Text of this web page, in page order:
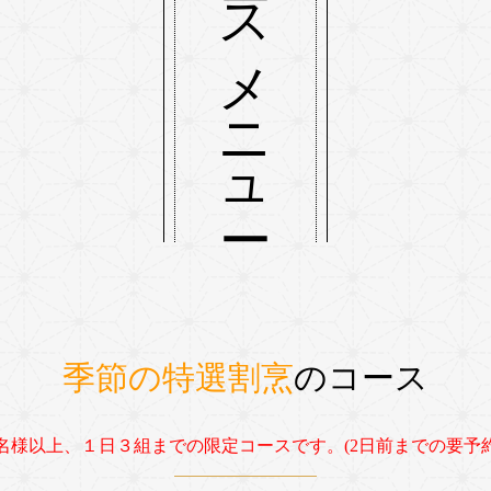
コースメニュー
季節の特選割烹のコース
様以上、１日３組までの限定コースです。(2日前までの要予